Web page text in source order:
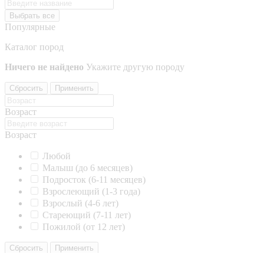
Выбрать все
Популярные
Каталог пород
Ничего не найдено Укажите другую породу
Сбросить Применить
Возраст
Возраст
Любой
Малыш (до 6 месяцев)
Подросток (6-11 месяцев)
Взрослеющий (1-3 года)
Взрослый (4-6 лет)
Стареющий (7-11 лет)
Пожилой (от 12 лет)
Сбросить Применить